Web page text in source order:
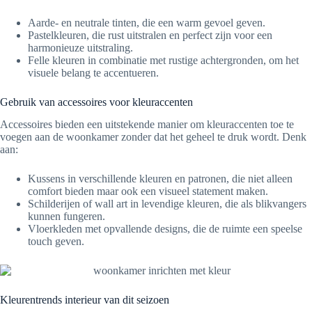
Aarde- en neutrale tinten, die een warm gevoel geven.
Pastelkleuren, die rust uitstralen en perfect zijn voor een
harmonieuze uitstraling.
Felle kleuren in combinatie met rustige achtergronden, om het
visuele belang te accentueren.
Gebruik van accessoires voor kleuraccenten
Accessoires bieden een uitstekende manier om kleuraccenten toe te
voegen aan de woonkamer zonder dat het geheel te druk wordt. Denk
aan:
Kussens in verschillende kleuren en patronen, die niet alleen
comfort bieden maar ook een visueel statement maken.
Schilderijen of wall art in levendige kleuren, die als blikvangers
kunnen fungeren.
Vloerkleden met opvallende designs, die de ruimte een speelse
touch geven.
Kleurentrends interieur van dit seizoen